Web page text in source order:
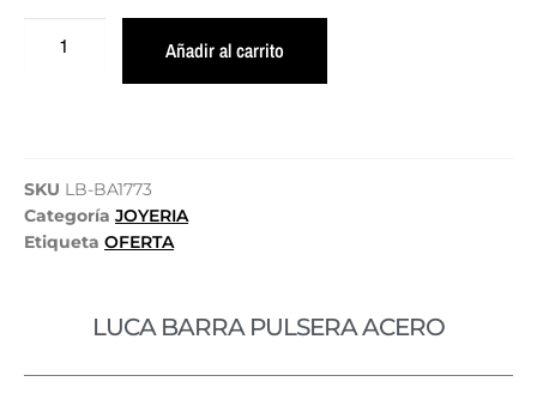
Añadir al carrito
SKU LB-BA1773
Categoría JOYERIA
Etiqueta OFERTA
LUCA BARRA PULSERA ACERO